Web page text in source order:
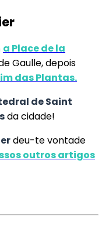
a Place de la
Gaulle, depois
das Plantas.
de Saint
da cidade!
deu-te vontade
outros artigos